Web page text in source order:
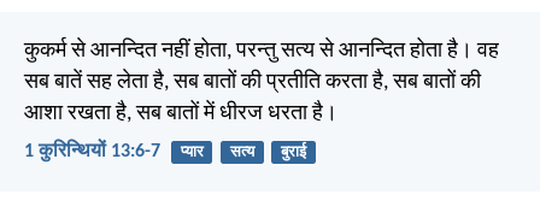
कुकर्म से आनन्दित नहीं होता, परन्तु सत्य से आनन्दित होता है। वह
सब बातें सह लेता है, सब बातों की प्रतीति करता है, सब बातों की
आशा रखता है, सब बातों में धीरज धरता है।
1 कुरिन्थियों 13:6-7 प्यार सत्य बुराई